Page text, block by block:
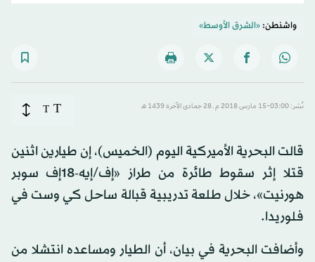
واشنطن:«الشرق الأوسط»
نُشر: 03:00-15 مارس 2018 م ـ 28 جمادى الآخرة 1439 هـ T
T
قالت البحرية الأميركية اليوم (الخميس)، إن طيارين اثنين
قتلا إثر سقوط طائرة من طراز «إف/إيه-18إف سوبر
هورنيت»، خلال طلعة تدريبية قبالة ساحل كي وست في
فلوريدا.
وأضافت البحرية في بيان، أن الطيار ومساعده انتشلا من